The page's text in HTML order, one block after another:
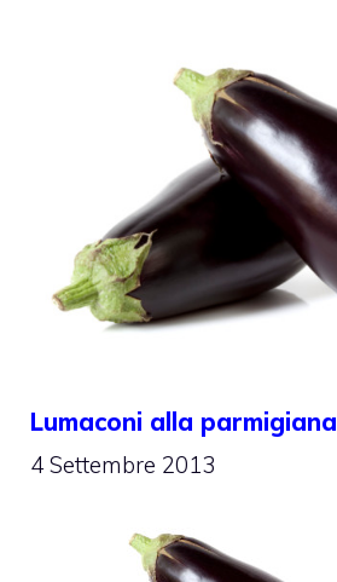
Lumaconi alla parmigiana
4 Settembre 2013